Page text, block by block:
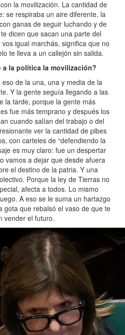
la movilización. La cantidad de
se respiraba un aire diferente, la
ganas de seguir luchando y de
dicen que sacan una parte del
igual marchás, significa que no
te lleva a un callejón sin salida.
a la política la movilización?
de la una, una y media de la
Y la gente seguía llegando a las
la tarde, porque la gente más
fue más temprano y después los
cuando salían del trabajo o del
ver la cantidad de pibes
con carteles de “defendiendo la
es muy claro: fue un despertar
vamos a dejar que desde afuera
el destino de la patria. Y una
Porque la ley de Tierras no
afecta a todos. Lo mismo
A eso se le suma un hartazgo
gota que rebalsó el vaso de que te
vender el futuro.